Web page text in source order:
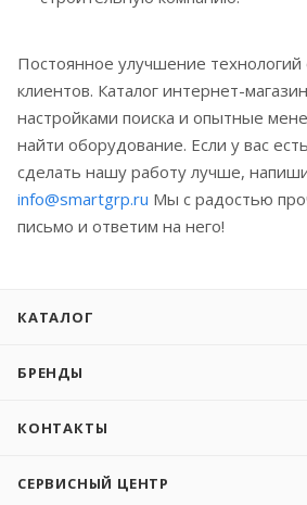
Постоянное улучшение технологий
клиентов. Каталог интернет-
настройками поиска и опытные
найти оборудование. Если у вас
сделать нашу работу лучше,
info@smartgrp.ru Мы с радостью
письмо и ответим на него!
КАТАЛОГ
БРЕНДЫ
КОНТАКТЫ
СЕРВИСНЫЙ ЦЕНТР